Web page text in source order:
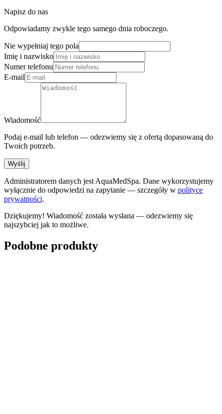
Napisz do nas
Odpowiadamy zwykle tego samego dnia roboczego.
Nie wypełniaj tego pola
Imię i nazwisko
Numer telefonu
E-mail
Wiadomość
Podaj e-mail lub telefon — odezwiemy się z ofertą dopasowaną do
Twoich potrzeb.
Wyślij
Administratorem danych jest AquaMedSpa. Dane wykorzystujemy
wyłącznie do odpowiedzi na zapytanie — szczegóły w polityce
prywatności.
Dziękujemy! Wiadomość została wysłana — odezwiemy się
najszybciej jak to możliwe.
Podobne produkty